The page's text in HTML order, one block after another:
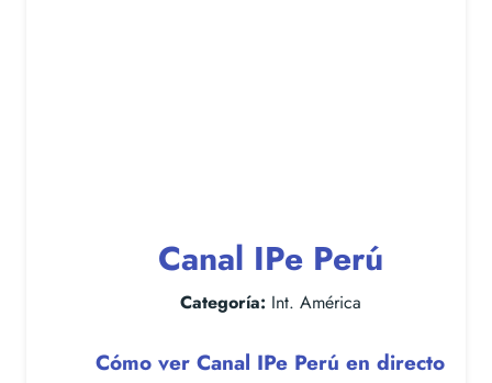
Canal IPe Perú
Categoría: Int. América
Cómo ver Canal IPe Perú en directo